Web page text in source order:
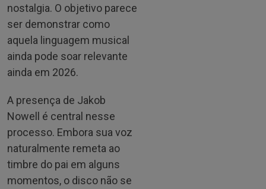
nostalgia. O objetivo parece
ser demonstrar como
aquela linguagem musical
ainda pode soar relevante
ainda em 2026.
A presença de Jakob
Nowell é central nesse
processo. Embora sua voz
naturalmente remeta ao
timbre do pai em alguns
momentos, o disco não se